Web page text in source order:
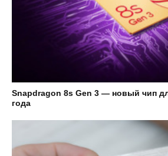
Snapdragon 8s Gen 3 — новый чип
года